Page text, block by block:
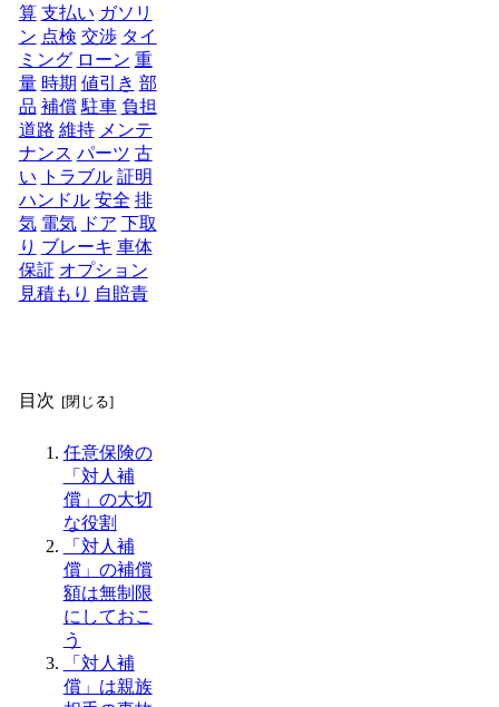
算 支払い ガソリ
ン 点検 交渉 タイ
ミング ローン 重
量 時期 値引き 部
品 補償 駐車 負担
道路 維持 メンテ
ナンス パーツ 古
い
トラブル 証明
ハンドル 安全 排
気 電気 ドア 下取
り ブレーキ 車体
保証 オプション
見積もり 自賠責
目次
任意保険の
「対人補
償」の大切
な役割
「対人補
償」の補償
額は無制限
にしておこ
う
「対人補
償」は親族